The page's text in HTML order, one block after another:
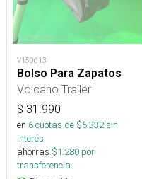
V150613
Bolso Para Zapatos
Volcano Trailer
$ 31.990
en 6cuotas de $5.332sin
interés
ahorras $1.280 por
transferencia.